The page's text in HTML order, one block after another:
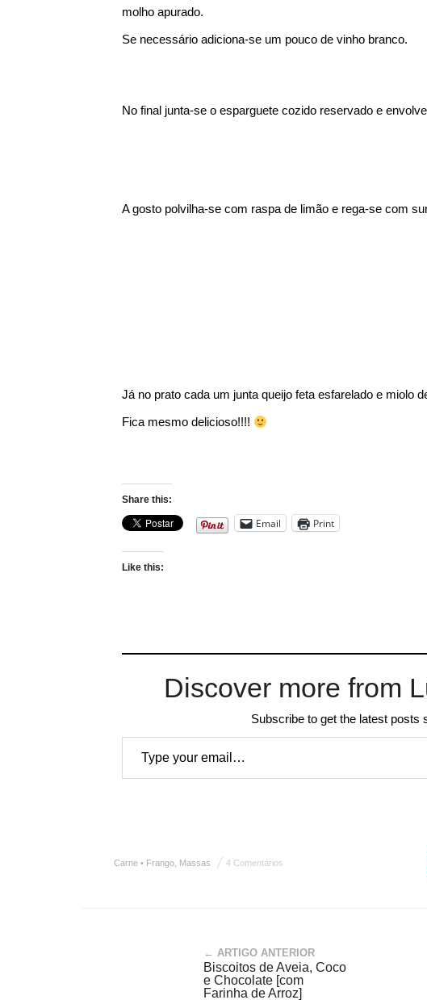
molho apurado.
Se necessário adiciona-se um pouco de vinho branco.
No final junta-se o esparguete cozido reservado e
A gosto polvilha-se com raspa de limão e rega-se com
Já no prato cada um junta queijo feta esfarelado e miolo
Fica mesmo delicioso!!!!
Share this:
Email Print
Like this:
Discover more from
Subscribe to get the latest posts
Type your email…
Carne • Frango Massas 4 Comentários
← ARTIGO ANTERIOR
Biscoitos de Aveia, Coco
e Chocolate [com
Farinha de Arroz]